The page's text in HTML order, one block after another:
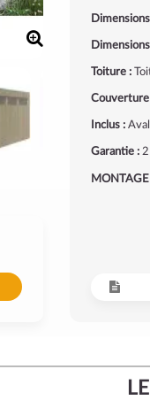
Toiture :
Couverture
Inclus :
Garantie :2